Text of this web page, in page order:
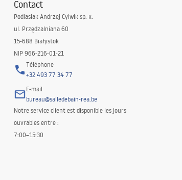
Contact
Podlasiak Andrzej Cylwik sp. k.
ul. Przędzalniana 60
15-688 Białystok
NIP 966-216-01-21
Téléphone
+32 493 77 34 77
E-mail
bureau@salledebain-rea.be
Notre service client est disponible les jours
ouvrables entre :
7:00–15:30